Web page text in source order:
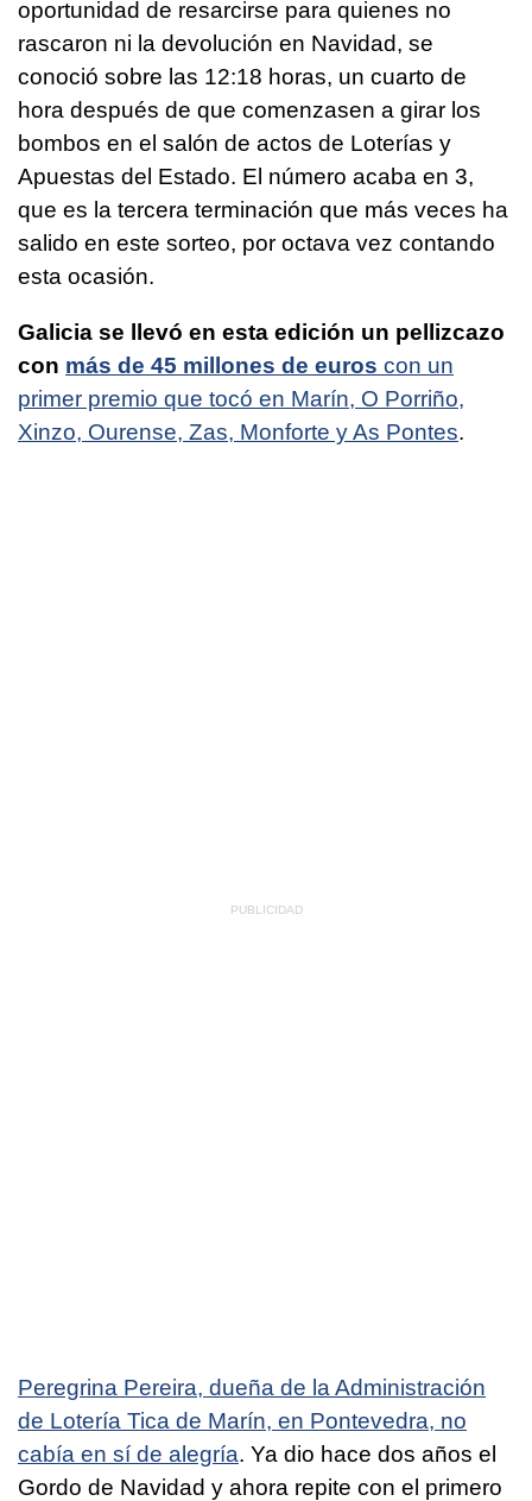
oportunidad de resarcirse para quienes no
rascaron ni la devolución en Navidad, se
conoció sobre las 12:18 horas, un cuarto de
hora después de que comenzasen a girar los
bombos en el salón de actos de Loterías y
Apuestas del Estado. El número acaba en 3,
que es la tercera terminación que más veces ha
salido en este sorteo, por octava vez contando
esta ocasión.
Galicia se llevó en esta edición un pellizcazo
con más de 45 millones de euros con un
primer premio que tocó en Marín, O Porriño,
Xinzo, Ourense, Zas, Monforte y As Pontes.
Peregrina Pereira, dueña de la Administración
de Lotería Tica de Marín, en Pontevedra, no
cabía en sí de alegría. Ya dio hace dos años el
Gordo de Navidad y ahora repite con el primero